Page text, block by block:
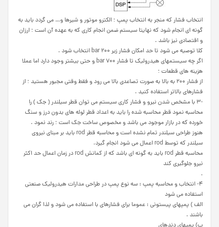
انتخاب فشار که منجر به انتخاب پمپ ؛ الکترو موتور و شیرها و… می گردد باید به
گونه ای انجام شود که نهایتا سیستم ضمن انجام کاری که به عهده آن است ؛ ارزان
و اقتصادی نیز باشد .
کلا توصیه می شود تا حد امکان فشار زیر ۲۰۰ bar انتخاب شود .
اگر چه سیستمهای هیدرولیک تا فشار ۷۰۰ bar و حتی بیشتر وجود دارد اما عملا
هزینه های قطعات ؛
از فشار ۲۰۰ به بالا به صورت تصاعدی بالا می رود و فقط وقتی مجبور هستید ؛ از
فشارهای بالاتر استفاده کنید .
-۳ با مشخص شدن نیرو و فشار کاری سیستم می توان قطر سیلندر ( جک ) را
محاسبه نمود قطر محاسبه شده را باید به اعداد قطر لوله های بدون درز و سنگ
خورده که در بازار موجود می باشد و مخصوص ساخت جک است ؛ رند نمود .
هنوز طراحی سیلندر تمام نشده است و محاسبه قطر rod باید بر مبنای نیروی
سیلندر که توسط rod اعمال می شود انجام گیرد.
محاسبه قطر rod باید به گونه ای باشد که از کمانش rod در زمان اعمال حد اکثر
نیرو جلوگیری کند
.
۴- انتخاب و محاسبه پمپ : سه نوع پمپ در طراحی مدارات هیدرولیک صنعتی
استفاده می شود
الف ) پمپهای پیستونی : عموما برای فشارهای با استفاده می شود و لذا گران می
باشند .